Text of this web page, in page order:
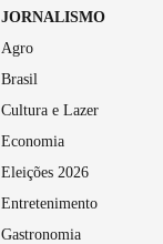
JORNALISMO
Agro
Brasil
Cultura e Lazer
Economia
Eleições 2026
Entretenimento
Gastronomia